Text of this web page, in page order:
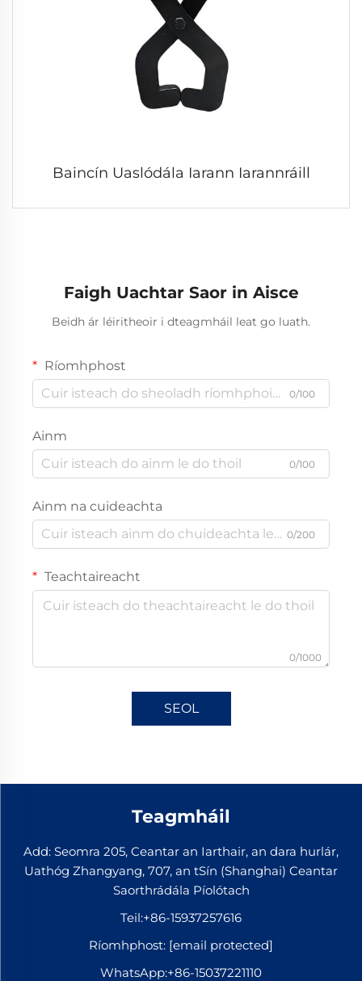
Baincín Uaslódála Iarann Iarannráill
Faigh Uachtar Saor in Aisce
Beidh ár léiritheoir i dteagmháil leat go luath.
Ríomhphost
0/100
Ainm
0/100
Ainm na cuideachta
0/200
Teachtaireacht
0/1000
SEOL
Teagmháil
Add: Seomra 205, Ceantar an Iarthair, an dara hurlár,
Uathóg Zhangyang, 707, an tSín (Shanghai) Ceantar
Saorthrádála Píolótach
Teil:+86-15937257616
Ríomhphost: [email protected]
WhatsApp:+86-15037221110